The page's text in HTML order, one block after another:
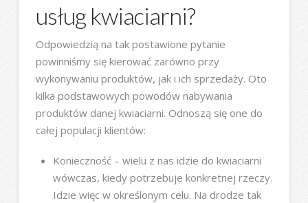
usług kwiaciarni?
Odpowiedzią na tak postawione pytanie
powinniśmy się kierować zarówno przy
wykonywaniu produktów, jak i ich sprzedaży. Oto
kilka podstawowych powodów nabywania
produktów danej kwiaciarni. Odnoszą się one do
całej populacji klientów:
Konieczność – wielu z nas idzie do kwiaciarni
wówczas, kiedy potrzebuje konkretnej rzeczy.
Idzie więc w określonym celu. Na drodze tak